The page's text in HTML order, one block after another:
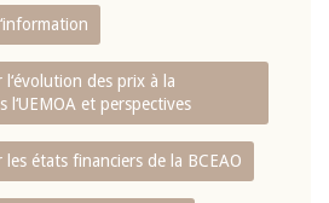
des prix à la
l‘UEMOA et perspectives
les états financiers de la BCEAO